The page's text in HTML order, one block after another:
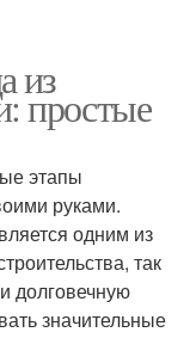
из
простые
этапы
руками.
одним из
так
долговечную
значительные